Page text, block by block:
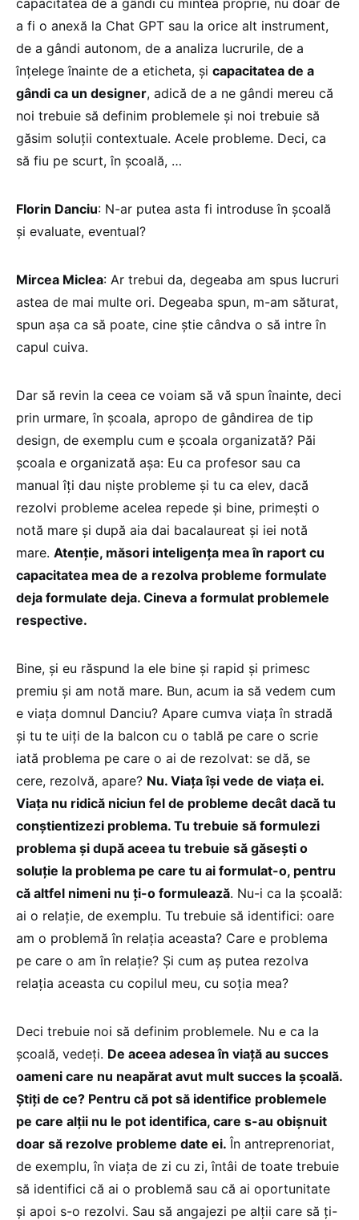
a fi o anexă la Chat GPT sau la orice alt instrument,
de a gândi autonom, de a analiza lucrurile, de a
înțelege înainte de a eticheta, și capacitatea de a
gândi ca un designer, adică de a ne gândi mereu că
noi trebuie să definim problemele și noi trebuie să
găsim soluții contextuale. Acele probleme. Deci, ca
să fiu pe scurt, în școală, …
Florin Danciu: N-ar putea asta fi introduse în școală
și evaluate, eventual?
Mircea Miclea: Ar trebui da, degeaba am spus lucruri
astea de mai multe ori. Degeaba spun, m-am săturat,
spun așa ca să poate, cine știe cândva o să intre în
capul cuiva.
Dar să revin la ceea ce voiam să vă spun înainte, deci
prin urmare, în școala, apropo de gândirea de tip
design, de exemplu cum e școala organizată? Păi
școala e organizată așa: Eu ca profesor sau ca
manual îți dau niște probleme și tu ca elev, dacă
rezolvi probleme acelea repede și bine, primești o
notă mare și după aia dai bacalaureat și iei notă
mare. Atenție, măsori inteligența mea în raport cu
capacitatea mea de a rezolva probleme formulate
deja formulate deja. Cineva a formulat problemele
respective.
Bine, și eu răspund la ele bine și rapid și primesc
premiu și am notă mare. Bun, acum ia să vedem cum
e viața domnul Danciu? Apare cumva viața în stradă
și tu te uiți de la balcon cu o tablă pe care o scrie
iată problema pe care o ai de rezolvat: se dă, se
cere, rezolvă, apare? Nu. Viața își vede de viața ei.
Viața nu ridică niciun fel de probleme decât dacă tu
conștientizezi problema. Tu trebuie să formulezi
problema și după aceea tu trebuie să găsești o
soluție la problema pe care tu ai formulat-o, pentru
că altfel nimeni nu ți-o formulează. Nu-i ca la școală:
ai o relație, de exemplu. Tu trebuie să identifici: oare
am o problemă în relația aceasta? Care e problema
pe care o am în relație? Și cum aș putea rezolva
relația aceasta cu copilul meu, cu soția mea?
Deci trebuie noi să definim problemele. Nu e ca la
școală, vedeți. De aceea adesea în viață au succes
oameni care nu neapărat avut mult succes la școală.
Știți de ce? Pentru că pot să identifice problemele
pe care alții nu le pot identifica, care s-au obișnuit
doar să rezolve probleme date ei. În antreprenoriat,
de exemplu, în viața de zi cu zi, întâi de toate trebuie
să identifici că ai o problemă sau că ai oportunitate
și apoi s-o rezolvi. Sau să angajezi pe alții care să ți-